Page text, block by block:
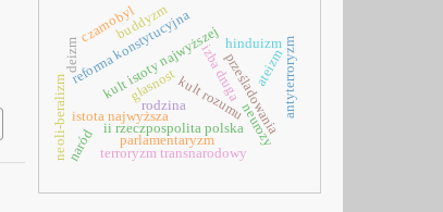
rodzina
reforma konstytucyjna
istota najwyższa
kult istoty najwyższej
kult rozumu
ii rzeczpospolita polska
izba druga
parlamentaryzm
prześladowania
hinduizm
buddyzm
terroryzm transnarodowy
antyterroryzm
czarnobyl
deizm
głasnost
neurozy
ateizm
naród
neoli-beralizm